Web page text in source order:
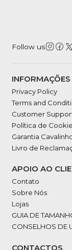
Follow us
INFORMAÇÕES
Privacy Policy
Terms and
Customer
Política de
Garantia
Livro de
APOIO AO
Contato
Sobre Nós
Lojas
GUIA DE
CONSELHOS DE
CONTACTOS